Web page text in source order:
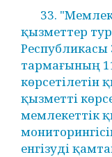
33.
қызметтер
тармағының
көрсетілетін
қызметті
мемлекеттік
енгізуді